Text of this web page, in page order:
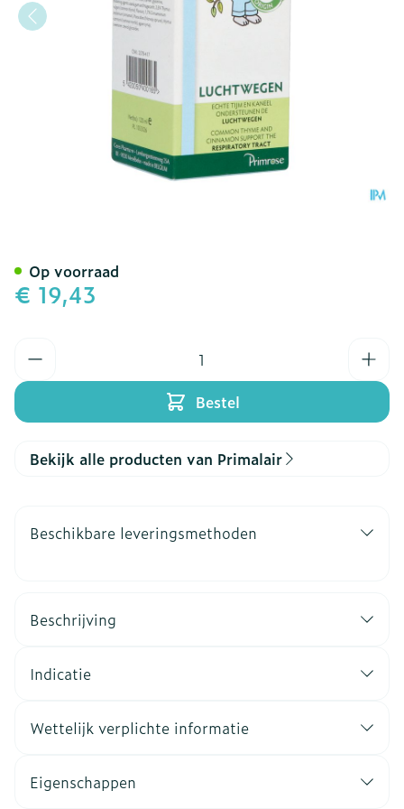
€ 19,43
Bestel
Op voorraad
Bekijk alle producten van Primalair
Beschikbare leveringsmethoden
Beschrijving
Indicatie
Wettelijk verplichte informatie
Eigenschappen